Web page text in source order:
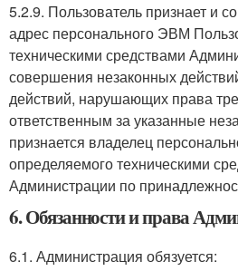
5.2.9. Пользователь признает и
адрес персонального ЭВМ
техническими средствами
совершения незаконных
действий, нарушающих права
ответственным за указанные
признается владелец
определяемого техническими
Администрации по
6. Обязанности и права
6.1. Администрация обязуется: